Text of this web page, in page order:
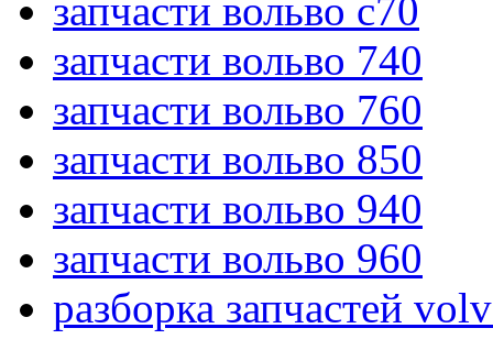
запчасти вольво c70
запчасти вольво 740
запчасти вольво 760
запчасти вольво 850
запчасти вольво 940
запчасти вольво 960
разборка запчастей